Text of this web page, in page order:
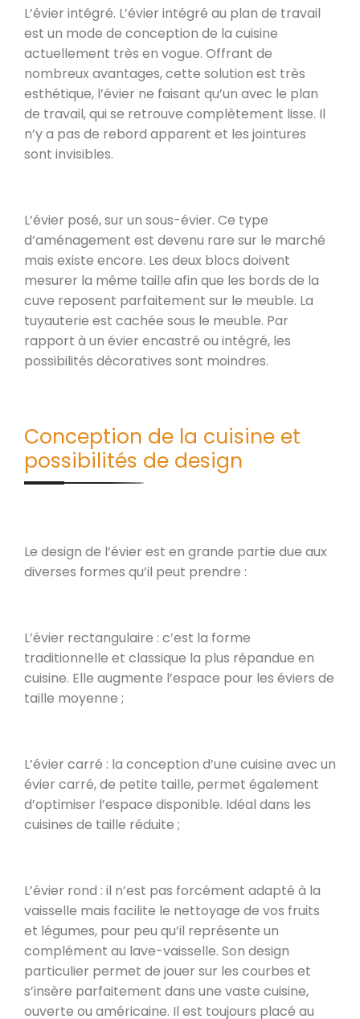
L’évier intégré. L’évier intégré au plan de travail
est un mode de conception de la cuisine
actuellement très en vogue. Offrant de
nombreux avantages, cette solution est très
esthétique, l’évier ne faisant qu’un avec le plan
de travail, qui se retrouve complètement lisse. Il
n’y a pas de rebord apparent et les jointures
sont invisibles.
L’évier posé, sur un sous-évier. Ce type
d’aménagement est devenu rare sur le marché
mais existe encore. Les deux blocs doivent
mesurer la même taille afin que les bords de la
cuve reposent parfaitement sur le meuble. La
tuyauterie est cachée sous le meuble. Par
rapport à un évier encastré ou intégré, les
possibilités décoratives sont moindres.
Conception de la cuisine et
possibilités de design
Le design de l’évier est en grande partie due aux
diverses formes qu’il peut prendre :
L’évier rectangulaire : c’est la forme
traditionnelle et classique la plus répandue en
cuisine. Elle augmente l’espace pour les éviers de
taille moyenne ;
L’évier carré : la conception d’une cuisine avec un
évier carré, de petite taille, permet également
d’optimiser l’espace disponible. Idéal dans les
cuisines de taille réduite ;
L’évier rond : il n’est pas forcément adapté à la
vaisselle mais facilite le nettoyage de vos fruits
et légumes, pour peu qu’il représente un
complément au lave-vaisselle. Son design
particulier permet de jouer sur les courbes et
s’insère parfaitement dans une vaste cuisine,
ouverte ou américaine. Il est toujours placé au